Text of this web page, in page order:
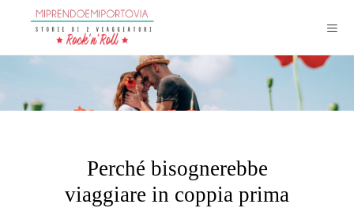
Perché bisognerebbe
viaggiare in coppia prima